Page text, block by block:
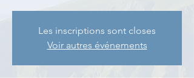
Les inscriptions sont closes
Voir autres événements